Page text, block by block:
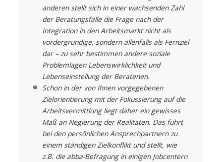
anderen stellt sich in einer wachsenden Zahl
der Beratungsfälle die Frage nach der
Integration in den Arbeitsmarkt nicht als
vordergründige, sondern allenfalls als Fernziel
dar – zu sehr bestimmen andere soziale
Problemlagen Lebenswirklichkeit und
Lebenseinstellung der Beratenen.
Schon in der von Ihnen vorgegebenen
Zielorientierung mit der Fokussierung auf die
Arbeitsvermittlung liegt daher ein gewisses
Maß an Negierung der Realitäten. Das führt
bei den persönlichen Ansprechpartnern zu
einem ständigen Zielkonflikt und stellt, wie
z.B. die abba-Befragung in einigen Jobcentern